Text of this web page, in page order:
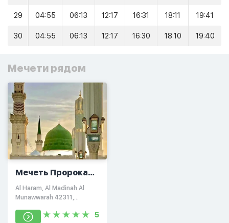
29 04:55 06:13 12:17 16:31 18:11 19:41
30 04:55 06:13 12:17 16:30 18:10 19:40
Мечети рядом
Мечеть Пророка
Мухаммада (Мир
Ему и
Аллаха)
Al Haram, Al Madinah Al
Munawwarah 42311,
5